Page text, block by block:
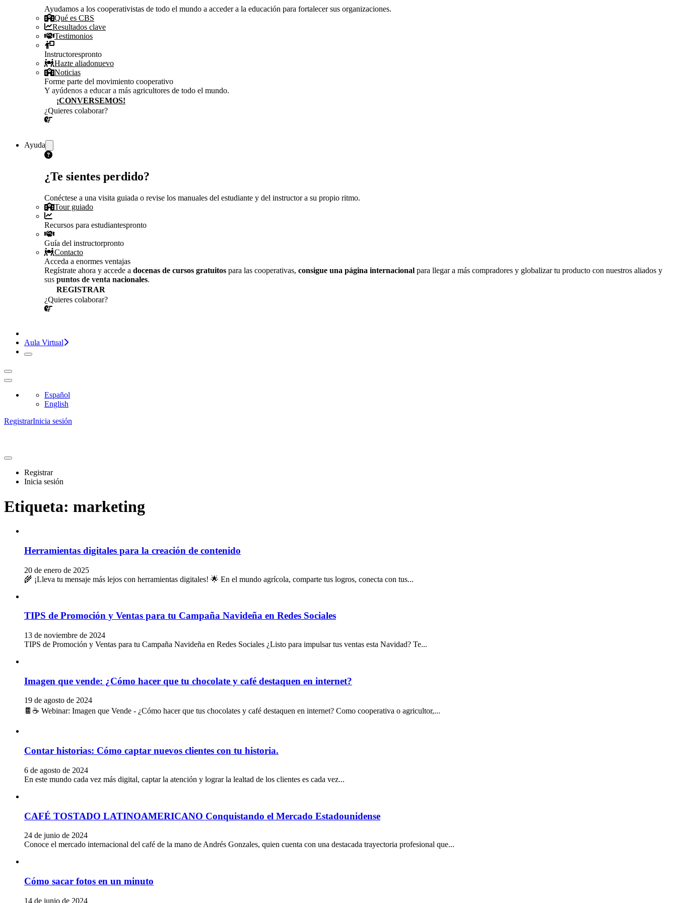
Ayudamos a los cooperativistas de todo el mundo a acceder a la educación para fortalecer sus organizaciones.
Qué es CBS
Resultados clave
Testimonios
Instructorespronto
Hazte aliadonuevo
Noticias
Forme parte del movimiento cooperativo
Y ayúdenos a educar a más agricultores de todo el mundo.
¡CONVERSEMOS!
¿Quieres colaborar?
Ayuda
¿Te sientes perdido?
Conéctese a una visita guiada o revise los manuales del estudiante y del instructor a su propio ritmo.
Tour guiado
Recursos para estudiantespronto
Guía del instructorpronto
Contacto
Acceda a enormes ventajas
Regístrate ahora y accede a docenas de cursos gratuitos para las cooperativas, consigue una página internacional para llegar a más compradores y globalizar tu producto con nuestros aliados y
sus puntos de venta nacionales.
REGISTRAR
¿Quieres colaborar?
Aula Virtual
Español
English
RegistrarInicia sesión
Registrar
Inicia sesión
Etiqueta: marketing
Herramientas digitales para la creación de contenido
20 de enero de 2025
🌾 ¡Lleva tu mensaje más lejos con herramientas digitales! 🌟 En el mundo agrícola, comparte tus logros, conecta con tus...
TIPS de Promoción y Ventas para tu Campaña Navideña en Redes Sociales
13 de noviembre de 2024
TIPS de Promoción y Ventas para tu Campaña Navideña en Redes Sociales ¿Listo para impulsar tus ventas esta Navidad? Te...
Imagen que vende: ¿Cómo hacer que tu chocolate y café destaquen en internet?
19 de agosto de 2024
🍫☕ Webinar: Imagen que Vende - ¿Cómo hacer que tus chocolates y café destaquen en internet? Como cooperativa o agricultor,...
Contar historias: Cómo captar nuevos clientes con tu historia.
6 de agosto de 2024
En este mundo cada vez más digital, captar la atención y lograr la lealtad de los clientes es cada vez...
CAFÉ TOSTADO LATINOAMERICANO Conquistando el Mercado Estadounidense
24 de junio de 2024
Conoce el mercado internacional del café de la mano de Andrés Gonzales, quien cuenta con una destacada trayectoria profesional que...
Cómo sacar fotos en un minuto
14 de junio de 2024